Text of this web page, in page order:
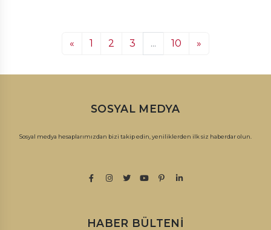
« 1 2 3 ... 10 »
SOSYAL MEDYA
Sosyal medya hesaplarımızdan bizi takip edin, yeniliklerden ilk siz haberdar olun.
HABER BÜLTENI